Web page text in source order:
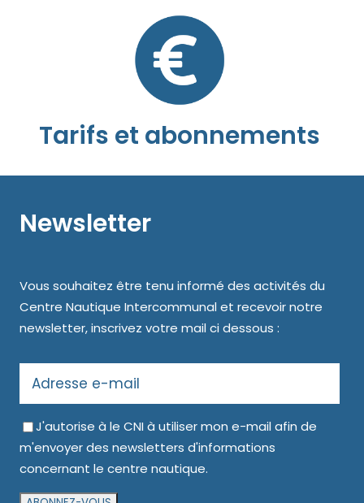
Tarifs et abonnements
Newsletter
Vous souhaitez être tenu informé des activités du
Centre Nautique Intercommunal et recevoir notre
newsletter, inscrivez votre mail ci dessous :
J'autorise à le CNI à utiliser mon e-mail afin de
m'envoyer des newsletters d'informations
concernant le centre nautique.